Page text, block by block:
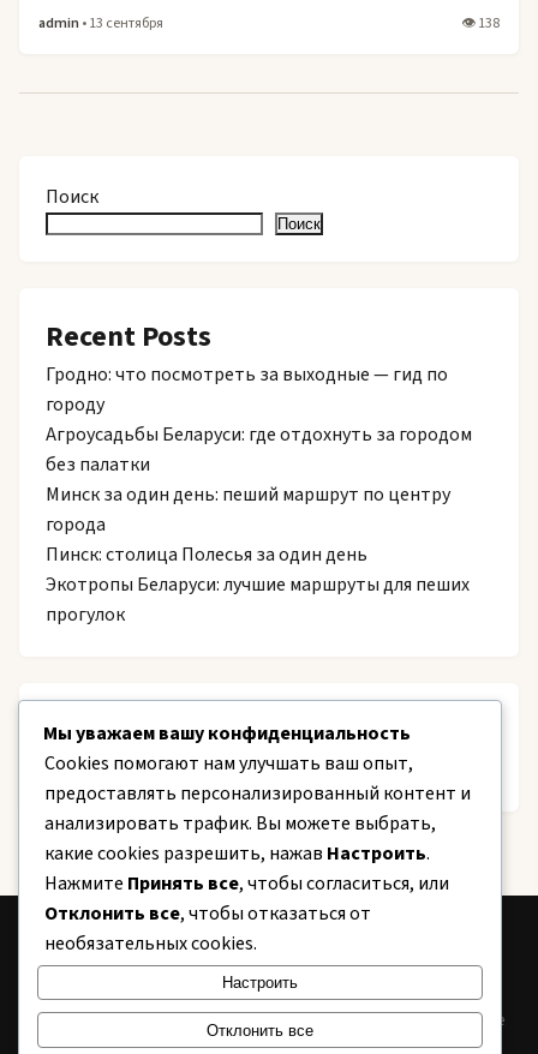
admin • 13 сентября 👁 138
Поиск
Поиск
Recent Posts
Гродно: что посмотреть за выходные — гид по
городу
Агроусадьбы Беларуси: где отдохнуть за городом
без палатки
Минск за один день: пеший маршрут по центру
города
Пинск: столица Полесья за один день
Экотропы Беларуси: лучшие маршруты для пеших
прогулок
Recent Comments
Нет комментариев для просмотра.
24 CITY
Информационный портал Беларуси. Новости, аналитика, полезные
советы.
Мы уважаем вашу конфиденциальность
Cookies помогают нам улучшать ваш опыт,
предоставлять персонализированный контент и
анализировать трафик. Вы можете выбрать,
какие cookies разрешить, нажав Настроить.
Нажмите Принять все, чтобы согласиться, или
Отклонить все, чтобы отказаться от
необязательных cookies.
Настроить
Отклонить все